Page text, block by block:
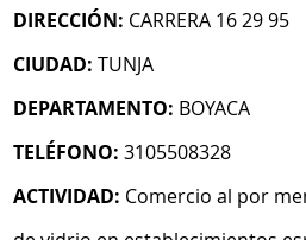
DIRECCIÓN: CARRERA 16 29 95
CIUDAD: TUNJA
DEPARTAMENTO: BOYACA
TELÉFONO: 3105508328
ACTIVIDAD: Comercio al por